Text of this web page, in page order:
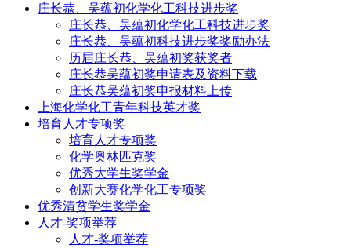
庄长恭、吴蕴初化学化工科技进步奖
庄长恭、吴蕴初化学化工科技进步奖
庄长恭、吴蕴初科技进步奖奖励办法
历届庄长恭、吴蕴初奖获奖者
庄长恭吴蕴初奖申请表及资料下载
庄长恭吴蕴初奖申报材料上传
上海化学化工青年科技英才奖
培育人才专项奖
培育人才专项奖
化学奥林匹克奖
优秀大学生奖学金
创新大赛化学化工专项奖
优秀清贫学生奖学金
人才-奖项举荐
人才-奖项举荐